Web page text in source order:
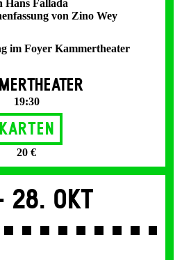
Hans Fallada
von Zino Wey
im Foyer Kammertheater
19:30
Karten
20 €
28. Okt